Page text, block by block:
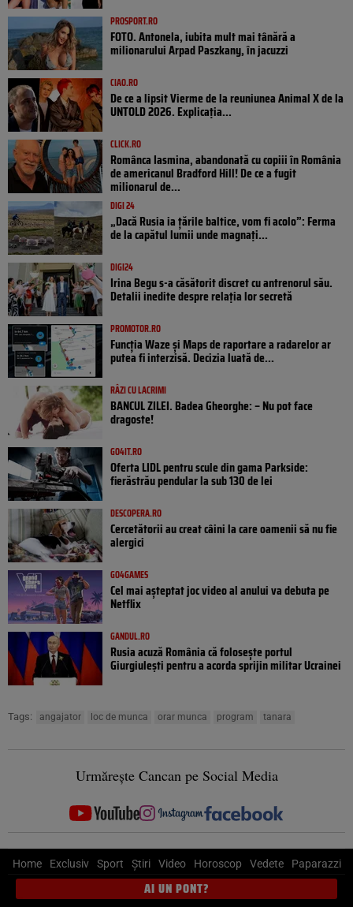
PROSPORT.RO
FOTO. Antonela, iubita mult mai tânără a
milionarului Arpad Paszkany, în jacuzzi
CIAO.RO
De ce a lipsit Vierme de la reuniunea Animal X de la
UNTOLD 2026. Explicația...
CLICK.RO
Românca Iasmina, abandonată cu copiii în România
de americanul Bradford Hill! De ce a fugit
milionarul de...
DIGI 24
„Dacă Rusia ia țările baltice, vom fi acolo”: Ferma
de la capătul lumii unde magnați...
DIGI24
Irina Begu s-a căsătorit discret cu antrenorul său.
Detalii inedite despre relația lor secretă
PROMOTOR.RO
Funcția Waze și Maps de raportare a radarelor ar
putea fi interzisă. Decizia luată de...
RÂZI CU LACRIMI
BANCUL ZILEI. Badea Gheorghe: – Nu pot face
dragoste!
GO4IT.RO
Oferta LIDL pentru scule din gama Parkside:
fierăstrău pendular la sub 130 de lei
DESCOPERA.RO
Cercetătorii au creat câini la care oamenii să nu fie
alergici
GO4GAMES
Cel mai așteptat joc video al anului va debuta pe
Netflix
GANDUL.RO
Rusia acuză România că folosește portul
Giurgiulești pentru a acorda sprijin militar Ucrainei
Tags: angajator loc de munca orar munca program tanara
Urmărește Cancan pe Social Media
Home Exclusiv Sport Știri Video Horoscop Vedete Paparazzi
AI UN PONT?